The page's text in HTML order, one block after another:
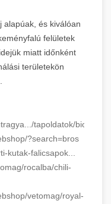
alapúak, és kiválóan
felületek
miatt időnként
területekön
tapoldatok/biopon
?search=bros
kutak-falicsapok...
rocalba/chili-
vetomag/royal-